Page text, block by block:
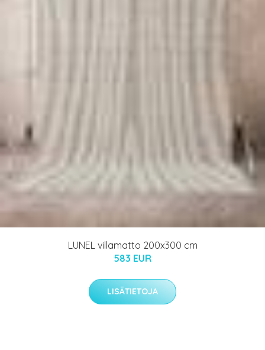
LUNEL villamatto 200x300 cm
583 EUR
LISÄTIETOJA